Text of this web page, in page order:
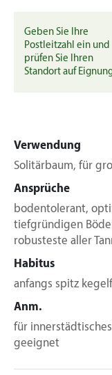
Geben Sie Ihre
Postleitzahl ein und
prüfen Sie Ihren
Standort auf
Verwendung
Solitärbaum, für
Ansprüche
bodentolerant,
tiefgründigen
robusteste aller
Habitus
anfangs spitz
Anm.
für
geeignet